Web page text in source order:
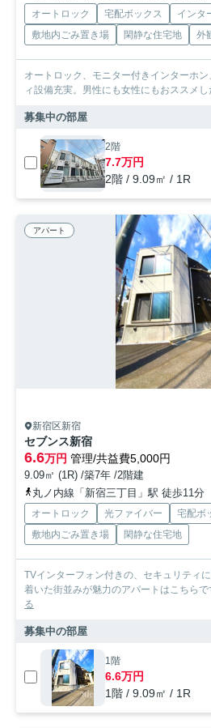
オートロック 宅配ボックス
インタ
敷地内ごみ置き場
閑静な住宅地 外
オートロック、モニター付きインターホ
ィ設備充実。男性にも女性にもおススメし
募集中の部屋
2階
7.7万円
2階 / 9.09㎡ / 1R
アパート
新宿区新宿
セブンス新宿
6.6万円 管理/共益費5,000円
9.09㎡ (1R) /築7年 /2階建
丸ノ内線「新宿三丁目」駅 徒歩11分
オートロック 光ファイバー 宅配ボ
敷地内ごみ置き場
閑静な住宅地
TVインターフォン付きの、セキュリティ
着いた街並みが魅力のアパートはこちら
る
募集中の部屋
1階
6.6万円
1階 / 9.09㎡ / 1R